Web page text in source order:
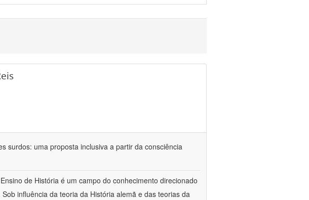
surdos: uma proposta inclusiva a partir da consciência
de História é um campo do conhecimento direcionado
influência da teoria da História alemã e das teorias da